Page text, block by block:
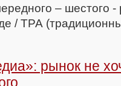
– шестого
/ ТРА
рынок не